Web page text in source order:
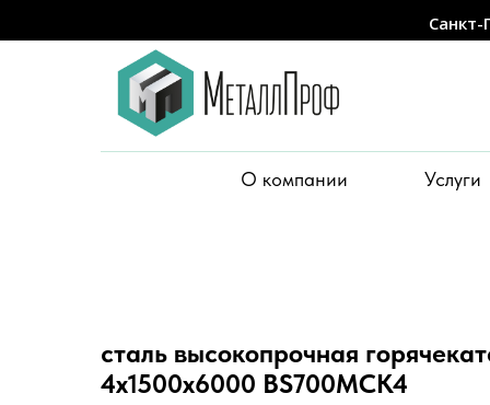
О компании Услуги
сталь высокопрочная
4х1500х6000 BS700MCK4